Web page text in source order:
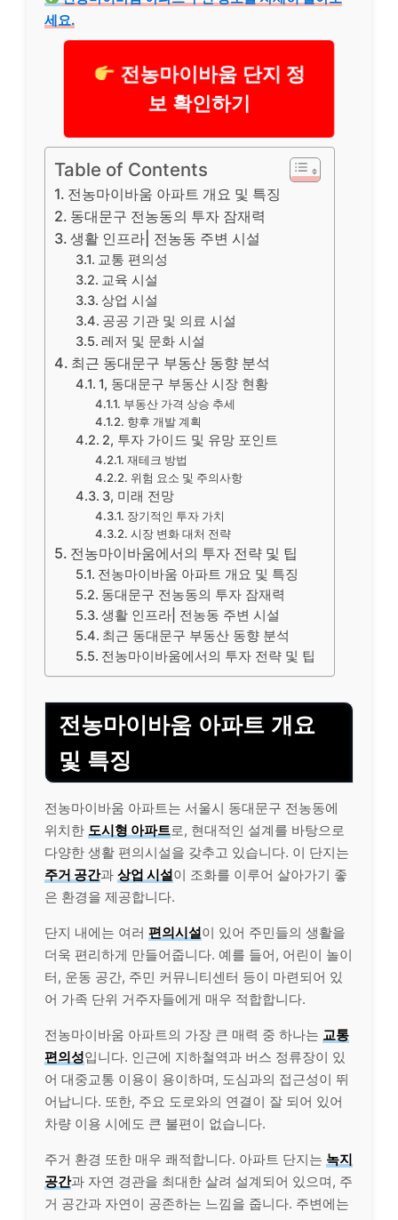
세요.
전농마이바움 단지 정
보 확인하기
Table of Contents
전농마이바움 아파트 개요 및 특징
동대문구 전농동의 투자 잠재력
생활 인프라| 전농동 주변 시설
교통 편의성
교육 시설
상업 시설
공공 기관 및 의료 시설
레저 및 문화 시설
최근 동대문구 부동산 동향 분석
1, 동대문구 부동산 시장 현황
부동산 가격 상승 추세
향후 개발 계획
2, 투자 가이드 및 유망 포인트
재테크 방법
위험 요소 및 주의사항
3, 미래 전망
장기적인 투자 가치
시장 변화 대처 전략
전농마이바움에서의 투자 전략 및 팁
전농마이바움 아파트 개요 및 특징
동대문구 전농동의 투자 잠재력
생활 인프라| 전농동 주변 시설
최근 동대문구 부동산 동향 분석
전농마이바움에서의 투자 전략 및 팁
전농마이바움 아파트 개요
및 특징
전농마이바움 아파트는 서울시 동대문구 전농동에
위치한 도시형 아파트로, 현대적인 설계를 바탕으로
다양한 생활 편의시설을 갖추고 있습니다. 이 단지는
주거 공간과 상업 시설이 조화를 이루어 살아가기 좋
은 환경을 제공합니다.
단지 내에는 여러 편의시설이 있어 주민들의 생활을
더욱 편리하게 만들어줍니다. 예를 들어, 어린이 놀이
터, 운동 공간, 주민 커뮤니티센터 등이 마련되어 있
어 가족 단위 거주자들에게 매우 적합합니다.
전농마이바움 아파트의 가장 큰 매력 중 하나는 교통
편의성입니다. 인근에 지하철역과 버스 정류장이 있
어 대중교통 이용이 용이하며, 도심과의 접근성이 뛰
어납니다. 또한, 주요 도로와의 연결이 잘 되어 있어
차량 이용 시에도 큰 불편이 없습니다.
주거 환경 또한 매우 쾌적합니다. 아파트 단지는 녹지
공간과 자연 경관을 최대한 살려 설계되어 있으며, 주
거 공간과 자연이 공존하는 느낌을 줍니다. 주변에는